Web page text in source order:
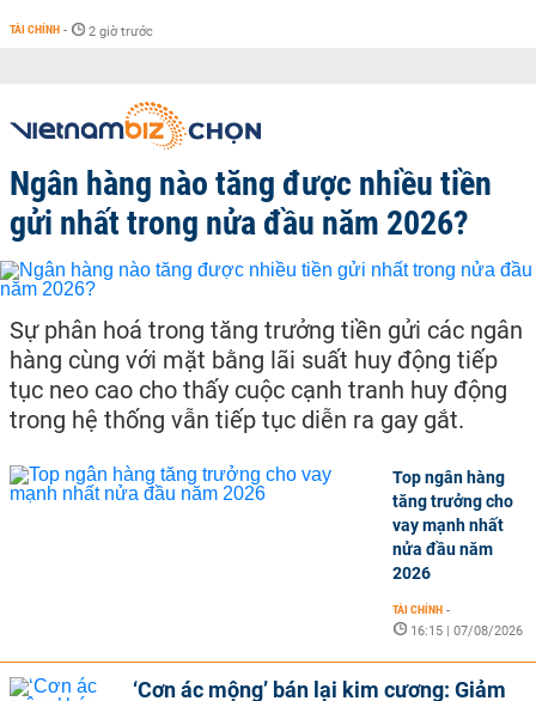
TÀI CHÍNH - 2 giờ trước
Ngân hàng nào tăng được nhiều tiền
gửi nhất trong nửa đầu năm 2026?
Sự phân hoá trong tăng trưởng tiền gửi các ngân
hàng cùng với mặt bằng lãi suất huy động tiếp
tục neo cao cho thấy cuộc cạnh tranh huy động
trong hệ thống vẫn tiếp tục diễn ra gay gắt.
Top ngân hàng
tăng trưởng cho
vay mạnh nhất
nửa đầu năm
2026
TÀI CHÍNH -
16:15 | 07/08/2026
‘Cơn ác mộng’ bán lại kim cương: Giảm